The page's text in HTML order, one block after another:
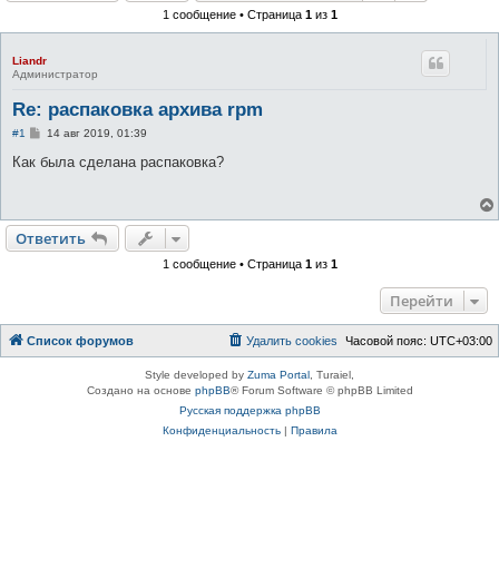
1 сообщение • Страница 1из 1
Liandr
Администратор
Re: распаковка архива rpm
#1
С
о
и
е
14 авг 2019, 01:39
Как была сделана распаковка?
Ответить
1 сообщение • Страница 1из 1
Перейти
Список форумов Часовой пояс: UTC+03:00
Удалить cookies
Style developed by Zuma Portal , Turaiel,
Создано на основе phpBB® Forum Software © phpBB Limited
Русская поддержка phpBB
Конфиденциальность| Правила